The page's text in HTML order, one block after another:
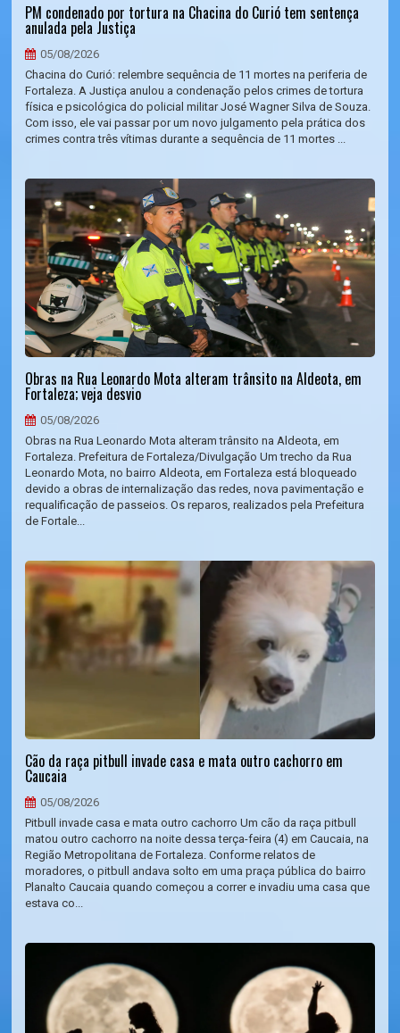
PM condenado por tortura na Chacina do Curió tem sentença
anulada pela Justiça
05/08/2026
Chacina do Curió: relembre sequência de 11 mortes na periferia de
Fortaleza. A Justiça anulou a condenação pelos crimes de tortura
física e psicológica do policial militar José Wagner Silva de Souza.
Com isso, ele vai passar por um novo julgamento pela prática dos
crimes contra três vítimas durante a sequência de 11 mortes ...
Obras na Rua Leonardo Mota alteram trânsito na Aldeota, em
Fortaleza; veja desvio
05/08/2026
Obras na Rua Leonardo Mota alteram trânsito na Aldeota, em
Fortaleza. Prefeitura de Fortaleza/Divulgação Um trecho da Rua
Leonardo Mota, no bairro Aldeota, em Fortaleza está bloqueado
devido a obras de internalização das redes, nova pavimentação e
requalificação de passeios. Os reparos, realizados pela Prefeitura
de Fortale...
Cão da raça pitbull invade casa e mata outro cachorro em
Caucaia
05/08/2026
Pitbull invade casa e mata outro cachorro Um cão da raça pitbull
matou outro cachorro na noite dessa terça-feira (4) em Caucaia, na
Região Metropolitana de Fortaleza. Conforme relatos de
moradores, o pitbull andava solto em uma praça pública do bairro
Planalto Caucaia quando começou a correr e invadiu uma casa que
estava co...